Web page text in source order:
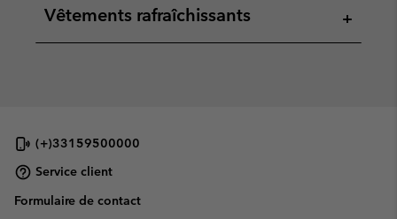
Vêtements rafraîchissants +
(+)33159500000
Service client
Formulaire de contact